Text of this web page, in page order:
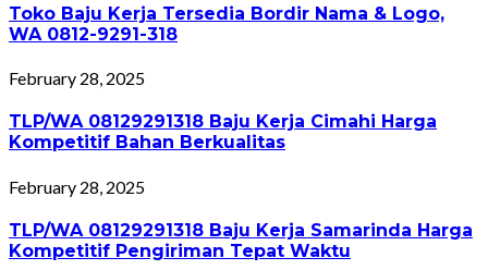
Toko Baju Kerja Tersedia Bordir Nama & Logo,
WA 0812-9291-318
February 28, 2025
TLP/WA 08129291318 Baju Kerja Cimahi Harga
Kompetitif Bahan Berkualitas
February 28, 2025
TLP/WA 08129291318 Baju Kerja Samarinda Harga
Kompetitif Pengiriman Tepat Waktu